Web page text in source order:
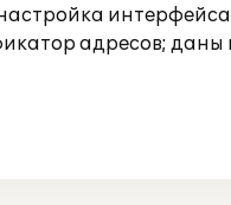
адресов;